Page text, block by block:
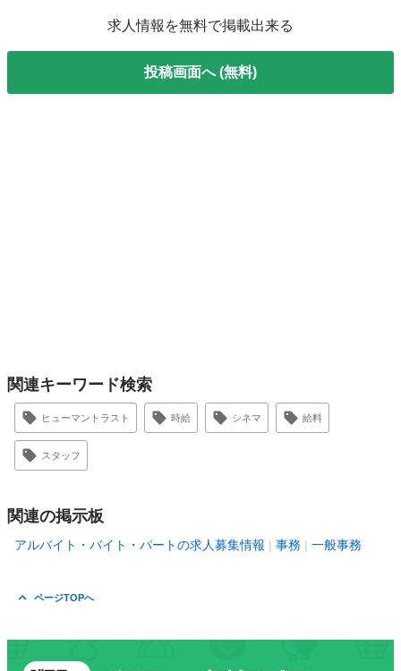
求人情報を無料で掲載出来る
投稿画面へ (無料)
関連キーワード検索
ヒューマントラスト 時給 シネマ 給料
スタッフ
関連の掲示板
アルバイト・バイト・パートの求人募集情報 事務 一般事務
ページTOPへ